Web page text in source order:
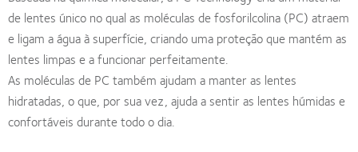
de lentes único no qual as moléculas de fosforilcolina (PC) atraem
e ligam a água à superfície, criando uma proteção que mantém as
lentes limpas e a funcionar perfeitamente.
As moléculas de PC também ajudam a manter as lentes
hidratadas, o que, por sua vez, ajuda a sentir as lentes húmidas e
confortáveis durante todo o dia.